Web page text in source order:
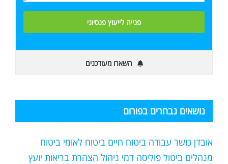
השארו מעודכנים
נושאים נבחרים בפורום
אובדן כושר עבודה ביטוח חיים ביטוח לאומי ביטוח
מנהלים ביטול פוליסה דמי ניהול הצהרת בריאות יועץ